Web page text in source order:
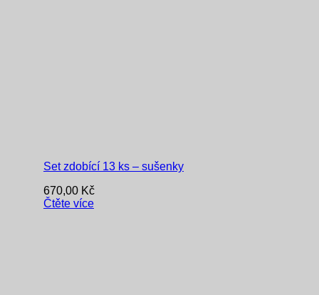
Set zdobící 13 ks – sušenky
670,00 Kč
Čtěte více